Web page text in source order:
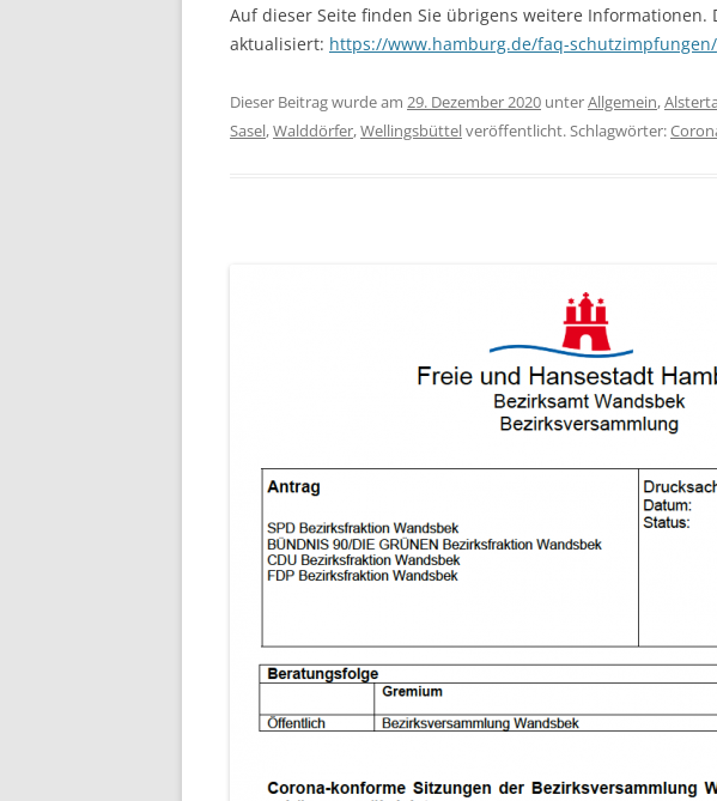
Auf dieser Seite finden Sie übrigens weitere Informationen.
aktualisiert: https://www.hamburg.de/faq-schutzimpfungen/
Dieser Beitrag wurde am 29. Dezember 2020 unterAllgemein,
Sasel,Walddörfer,Wellingsbüttelveröffentlicht. Schlagwörter: